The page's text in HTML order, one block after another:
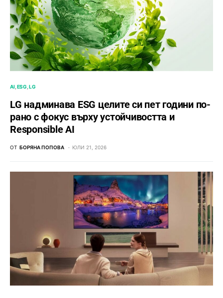
AI ESG LG
LG надминава ESG целите си пет години по-
рано с фокус върху устойчивостта и
Responsible AI
ОТ БОРЯНА ПОПОВА ЮЛИ 21, 2026